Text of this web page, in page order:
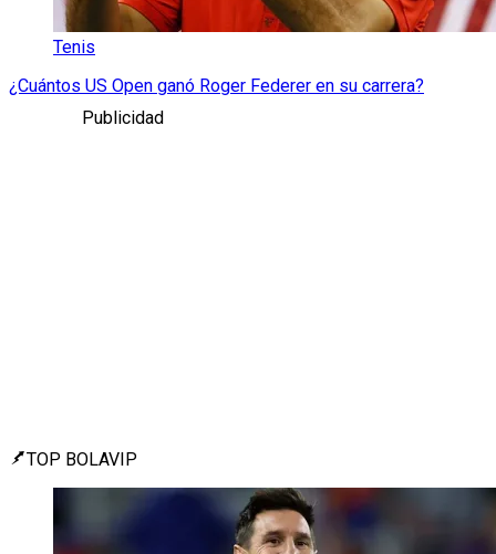
Tenis
¿Cuántos US Open ganó Roger Federer en su carrera?
Publicidad
TOP BOLAVIP